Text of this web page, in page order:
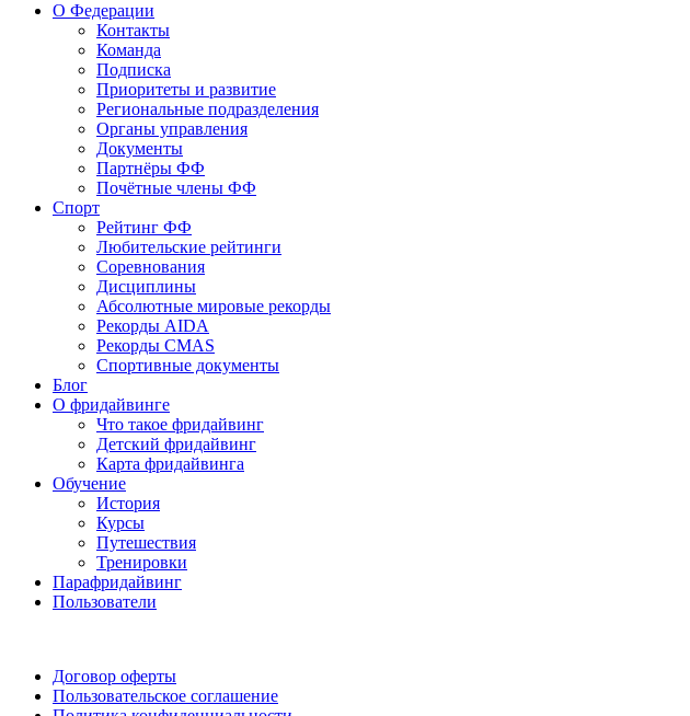
О Федерации
Контакты
Команда
Подписка
Приоритеты и развитие
Региональные подразделения
Органы управления
Документы
Партнёры ФФ
Почётные члены ФФ
Спорт
Рейтинг ФФ
Любительские рейтинги
Соревнования
Дисциплины
Абсолютные мировые рекорды
Рекорды AIDA
Рекорды CMAS
Спортивные документы
Блог
О фридайвинге
Что такое фридайвинг
Детский фридайвинг
Карта фридайвинга
Обучение
История
Курсы
Путешествия
Тренировки
Парафридайвинг
Пользователи
Договор оферты
Пользовательское соглашение